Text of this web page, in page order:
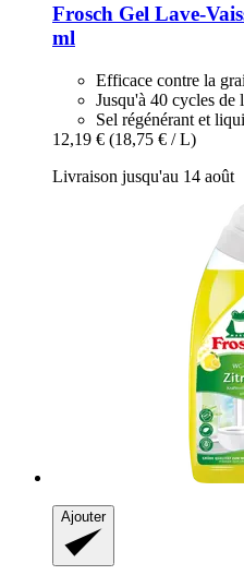
Frosch Gel Lave-​
ml
Efficace contre la
Jusqu'à 40 cycles de
Sel régénérant et
12,19 € (18,75 € / L)
Livraison jusqu'au 14 août
Ajouter